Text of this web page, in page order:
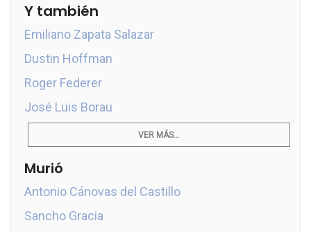
Y también
Emiliano Zapata Salazar
Dustin Hoffman
Roger Federer
José Luis Borau
VER MÁS...
Murió
Antonio Cánovas del Castillo
Sancho Gracia